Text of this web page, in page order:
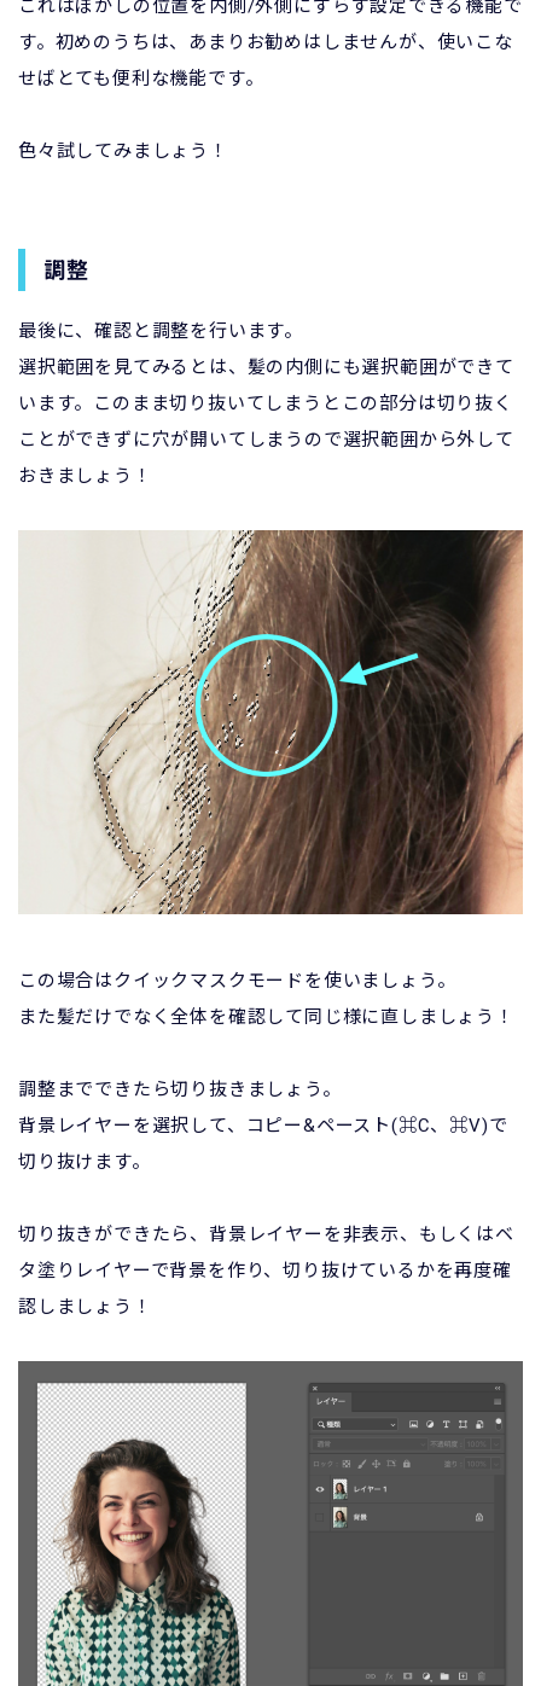
これはぼかしの位置を内側/外側にずらす設定できる機能で
す。初めのうちは、あまりお勧めはしませんが、使いこな
せばとても便利な機能です。
色々試してみましょう！
調整
最後に、確認と調整を行います。
選択範囲を見てみるとは、髪の内側にも選択範囲ができて
います。このまま切り抜いてしまうとこの部分は切り抜く
ことができずに穴が開いてしまうので選択範囲から外して
おきましょう！
この場合はクイックマスクモードを使いましょう。
また髪だけでなく全体を確認して同じ様に直しましょう！
調整までできたら切り抜きましょう。
背景レイヤーを選択して、コピー&ペースト(⌘C、⌘V)で
切り抜けます。
切り抜きができたら、背景レイヤーを非表示、もしくはベ
タ塗りレイヤーで背景を作り、切り抜けているかを再度確
認しましょう！